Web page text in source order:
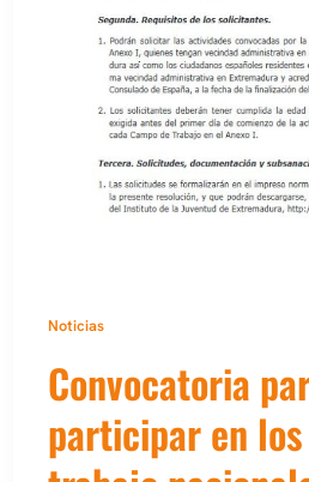
Noticias
Convocatoria
participar en